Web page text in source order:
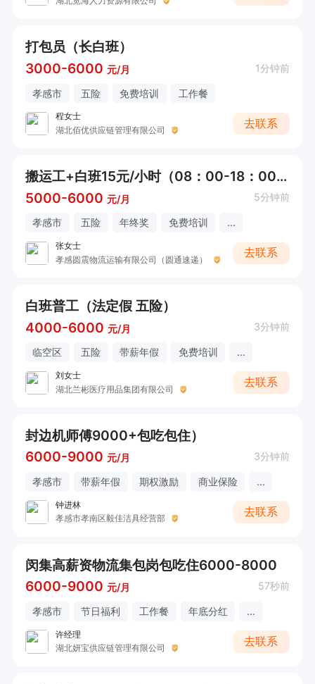
打包员（长白班）
3000-6000 元/月 1分钟前
孝感市 五险 免费培训 工作餐
程女士
湖北佰优供应链管理有限公司
去联系
搬运工+白班15元/小时（08：00-18：00）+暑假工勿扰
5000-6000 元/月 5分钟前
孝感市 五险 年终奖 免费培训 ...
张女士
孝感圆震物流运输有限公司（圆通速递）
去联系
白班普工（法定假 五险）
4000-6000 元/月 3分钟前
临空区 五险 带薪年假 免费培训 ...
刘女士
湖北兰彬医疗用品集团有限公司
去联系
封边机师傅9000+包吃包住）
6000-9000 元/月 3分钟前
孝感市 带薪年假 期权激励 商业保险 ...
钟进林
孝感市孝南区毅佳洁具经营部
去联系
闵集高薪资物流集包岗包吃住6000-8000
6000-9000 元/月 57秒前
孝感市 节日福利 工作餐 年底分红 ...
许经理
湖北妍宝供应链管理有限公司
去联系